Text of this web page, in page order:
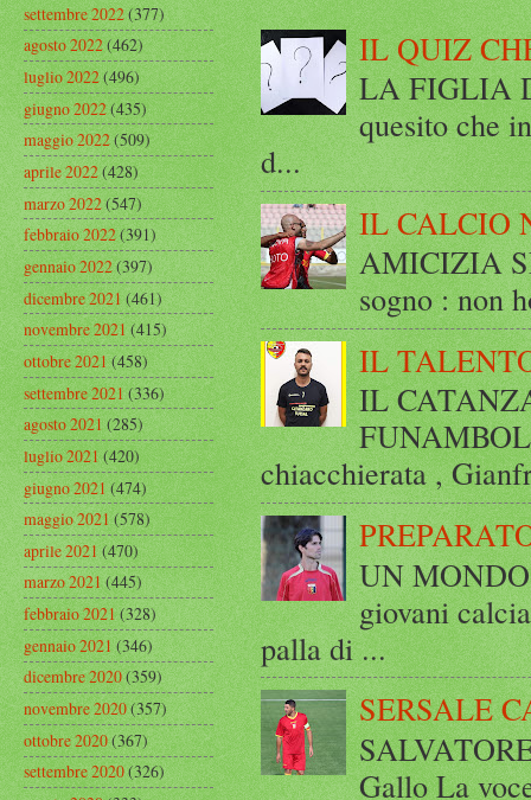
IL QUIZ
LA FIGLIA
quesito che
d...
IL CALCIO
AMICIZIA
sogno : non
IL
IL
chiacchierata ,
UN
giovani
palla di ...
SERSALE
Gallo La
settembre 2022(377)
agosto 2022(462)
luglio 2022(496)
giugno 2022(435)
maggio 2022(509)
aprile 2022(428)
marzo 2022(547)
febbraio 2022(391)
gennaio 2022(397)
dicembre 2021(461)
novembre 2021(415)
ottobre 2021(458)
settembre 2021(336)
agosto 2021(285)
luglio 2021(420)
giugno 2021(474)
maggio 2021(578)
aprile 2021(470)
marzo 2021(445)
febbraio 2021(328)
gennaio 2021(346)
dicembre 2020(359)
novembre 2020(357)
ottobre 2020(367)
settembre 2020(326)